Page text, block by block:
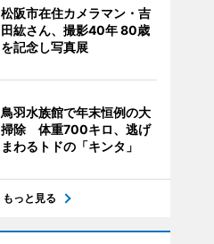
松阪市在住カメラマン・吉
田紘さん、撮影40年 80歳
を記念し写真展
鳥羽水族館で年末恒例の大
掃除 体重700キロ、逃げ
まわるトドの「キンタ」
もっと見る